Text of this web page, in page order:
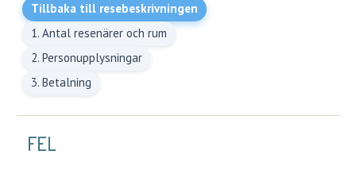
Tillbaka till resebeskrivningen
1. Antal resenärer och rum
2. Personupplysningar
3. Betalning
FEL